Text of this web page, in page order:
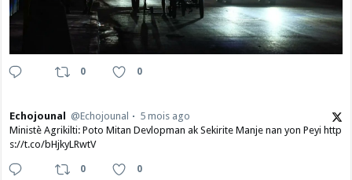
0 0
Echojounal @Echojounal
5 mois ago
Ministè Agrikilti: Poto Mitan Devlopman ak Sekirite Manje nan yon Peyi http
s://t.co/bHjkyLRwtV
0 0